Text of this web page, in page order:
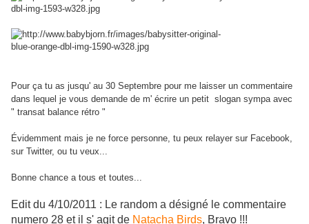
Pour ça tu as jusqu' au 30 Septembre pour me laisser un commentaire
dans lequel je vous demande de m' écrire un petit slogan sympa avec
" transat balance rétro "
Évidemment mais je ne force personne, tu peux relayer sur Facebook,
sur Twitter, ou tu veux...
Bonne chance a tous et toutes...
Edit du 4/10/2011 : Le random a désigné le commentaire
numero 28 et il s' agit de Natacha Birds, Bravo !!!